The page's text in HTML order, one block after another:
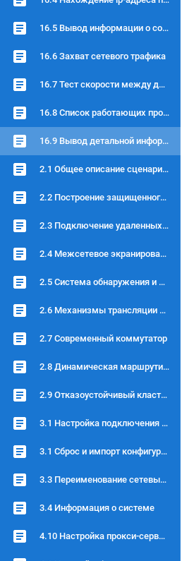
16.5 Вывод информации о состоянии TCP соединений
16.6 Захват сетевого трафика
16.7 Тест скорости между двумя устройствами
16.8 Список работающих процессов
16.9 Вывод детальной информации об аппаратных устройствах
2.1 Общее описание сценариев
2.2 Построение защищенного соединения
2.3 Подключение удаленных сотрудников
2.4 Межсетевое экранирование
2.5 Система обнаружения и предотвращения вторжений
2.6 Механизмы трансляции сетевых адресов (NAT\PAT), Port forward и Twice NAT
2.7 Современный коммутатор
2.8 Динамическая маршрутизация
2.9 Отказоустойчивый кластер
3.1 Настройка подключения через консольный кабель
3.1 Сброс и импорт конфигурации
3.3 Переименование сетевых интерфейсов
3.4 Информация о системе
4.10 Настройка прокси-сервера